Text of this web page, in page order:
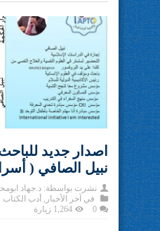
اصدار جديد
نبيل الصافي (
نشرت بواسطة: د.جهاد
في آخر الأخبار أدب الكتاب
0
1,264 زيارة